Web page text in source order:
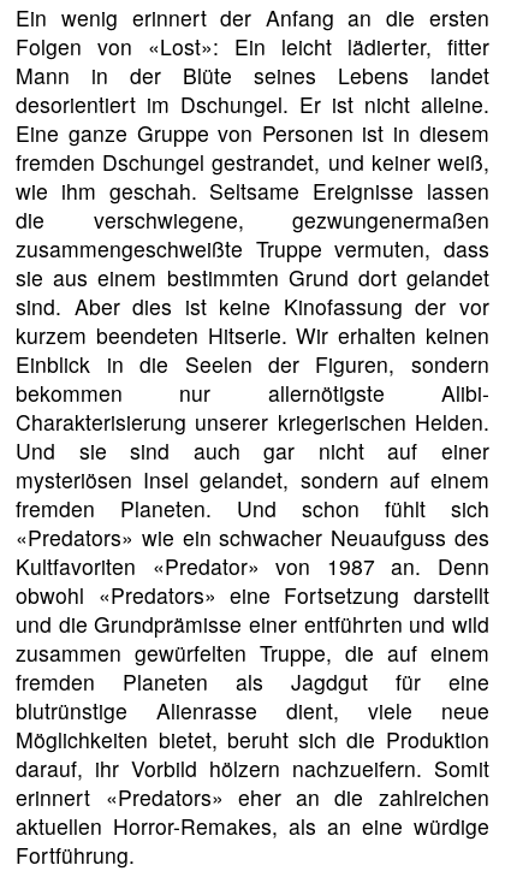
Ein wenig erinnert der Anfang an die ersten
Folgen von «Lost»: Ein leicht lädierter, fitter
Mann in der Blüte seines Lebens landet
desorientiert im Dschungel. Er ist nicht alleine.
Eine ganze Gruppe von Personen ist in diesem
fremden Dschungel gestrandet, und keiner weiß,
wie ihm geschah. Seltsame Ereignisse lassen
die verschwiegene, gezwungenermaßen
zusammengeschweißte Truppe vermuten, dass
sie aus einem bestimmten Grund dort gelandet
sind. Aber dies ist keine Kinofassung der vor
kurzem beendeten Hitserie. Wir erhalten keinen
Einblick in die Seelen der Figuren, sondern
bekommen nur allernötigste Alibi-
Charakterisierung unserer kriegerischen Helden.
Und sie sind auch gar nicht auf einer
mysteriösen Insel gelandet, sondern auf einem
fremden Planeten. Und schon fühlt sich
«Predators» wie ein schwacher Neuaufguss des
Kultfavoriten «Predator» von 1987 an. Denn
obwohl «Predators» eine Fortsetzung darstellt
und die Grundprämisse einer entführten und wild
zusammen gewürfelten Truppe, die auf einem
fremden Planeten als Jagdgut für eine
blutrünstige Alienrasse dient, viele neue
Möglichkeiten bietet, beruht sich die Produktion
darauf, ihr Vorbild hölzern nachzueifern. Somit
erinnert «Predators» eher an die zahlreichen
aktuellen Horror-Remakes, als an eine würdige
Fortführung.